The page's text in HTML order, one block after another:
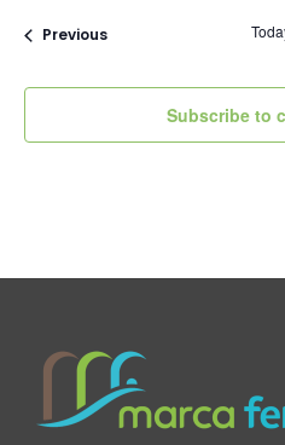
PreviousEvents
Subscribe to